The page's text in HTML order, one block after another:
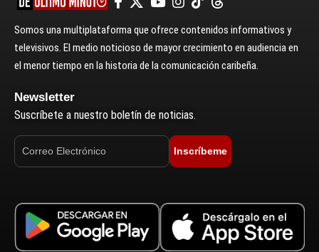
Somos una multiplataforma que ofrece contenidos informativos y
televisivos. El medio noticioso de mayor crecimiento en audiencia en
el menor tiempo en la historia de la comunicación caribeña.
Newsletter
Suscríbete a nuestro boletín de noticias.
Inscríbeme